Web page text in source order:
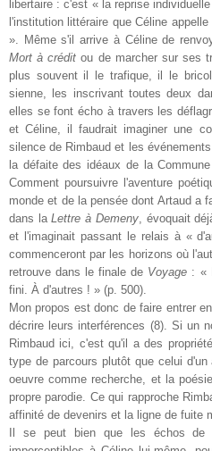
libertaire : c'est « la reprise
l'institution littéraire que Céline
». Même s'il arrive à Céline de
Mort à crédit ou de marcher sur ses
plus souvent il le trafique, il le
sienne, les inscrivant toutes deux
elles se font écho à travers les
et Céline, il faudrait imaginer une
silence de Rimbaud et les
la défaite des idéaux de la
Comment poursuivre l'aventure
monde et de la pensée dont Artaud a
dans laLettre à Demeny, évoquait
et l'imaginait passant le relais à «
commenceront par les horizons où
retrouve dans le finale de Voyage : «
fini. À d'autres ! » (p. 500).
Mon propos est donc de faire entrer
décrire leurs interférences (8). Si un
Rimbaud ici, c'est qu'il a des
type de parcours plutôt que celui
oeuvre comme recherche, et la
propre parodie. Ce qui rapproche
affinité de devenirs et la ligne de fuite
Il se peut bien que les échos de